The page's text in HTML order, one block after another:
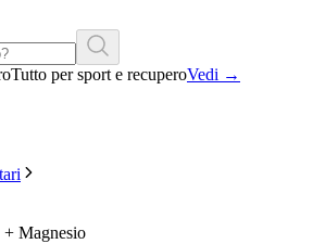
Tutto per sport e recuperoVedi →
Magnesio